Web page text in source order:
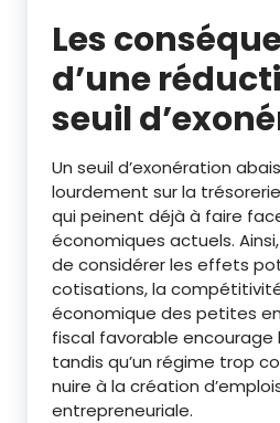
Les
d’une
seuil
Un seuil d’exonération
lourdement sur la
qui peinent déjà à faire
économiques actuels.
de considérer les effets
cotisations, la
économique des petites
fiscal favorable encourage
tandis qu’un régime trop
nuire à la création
entrepreneuriale.